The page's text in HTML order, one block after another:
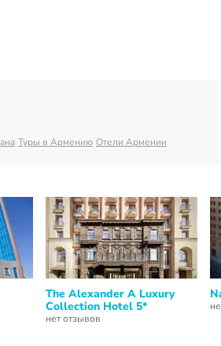
Туры в Армению Отели Армении
The Alexander A Luxury
Collection Hotel 5*
нет отзывов